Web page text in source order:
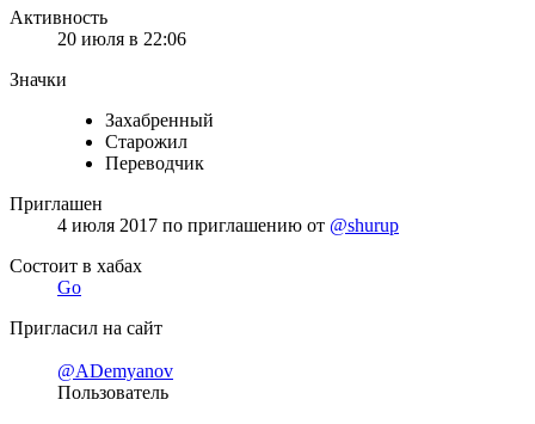
Активность
20 июля в 22:06
Значки
Захабренный
Старожил
Переводчик
Приглашен
4 июля 2017 по приглашению от @shurup
Состоит в хабах
Go
Пригласил на сайт
@ADemyanov
Пользователь